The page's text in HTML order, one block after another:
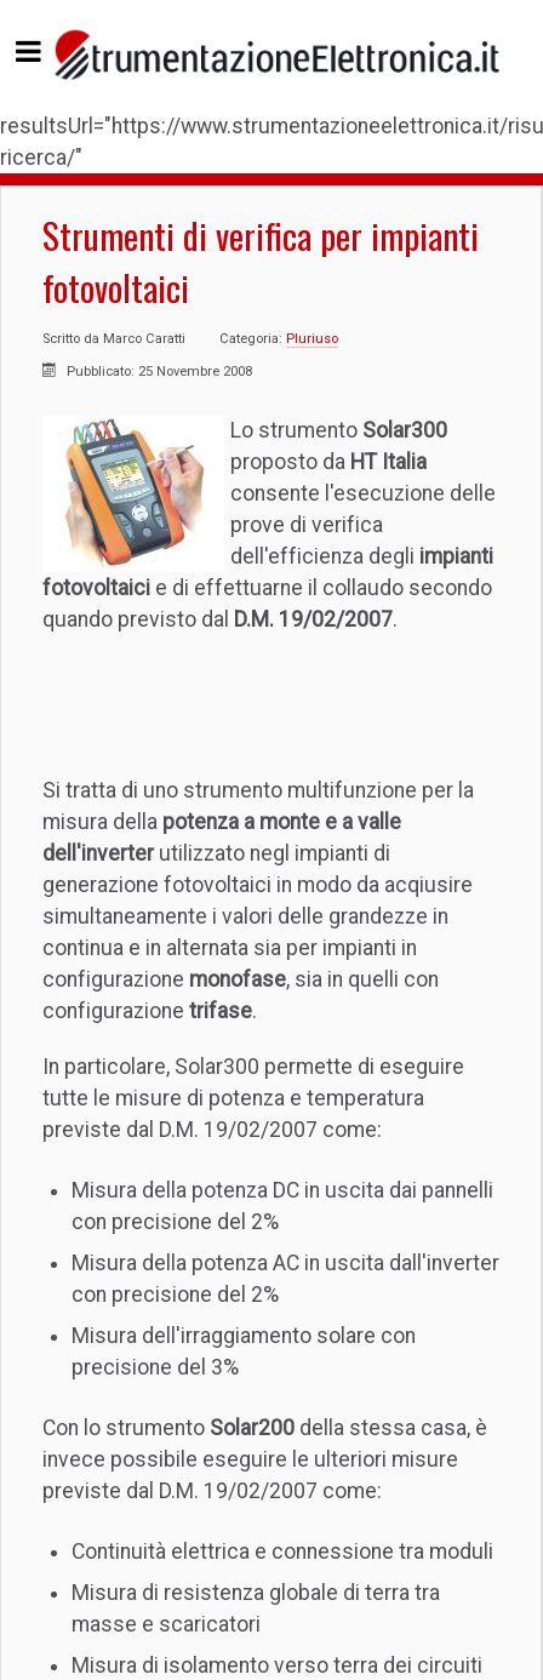
resultsUrl="https://www.strumentazioneelettronica.it/
ricerca/"
Strumenti di verifica per impianti
fotovoltaici
Scritto da Marco Caratti Categoria: Pluriuso
Pubblicato: 25 Novembre 2008
Lo strumento Solar300
proposto da HT Italia
consente l'esecuzione delle
prove di verifica
dell'efficienza degli impianti
fotovoltaici e di effettuarne il collaudo secondo
quando previsto dal D.M. 19/02/2007.
Si tratta di uno strumento multifunzione per la
misura della potenza a monte e a valle
dell'inverterutilizzato negl impianti di
generazione fotovoltaici in modo da acqiusire
simultaneamente i valori delle grandezze in
continua e in alternata sia per impianti in
configurazione monofase, sia in quelli con
configurazione trifase.
In particolare, Solar300 permette di eseguire
tutte le misure di potenza e temperatura
previste dal D.M. 19/02/2007 come:
Misura della potenza DC in uscita dai pannelli
con precisione del 2%
Misura della potenza AC in uscita dall'inverter
con precisione del 2%
Misura dell'irraggiamento solare con
precisione del 3%
Con lo strumento Solar200 della stessa casa, è
invece possibile eseguire le ulteriori misure
previste dal D.M. 19/02/2007 come:
Continuità elettrica e connessione tra moduli
Misura di resistenza globale di terra tra
masse e scaricatori
Misura di isolamento verso terra dei circuiti